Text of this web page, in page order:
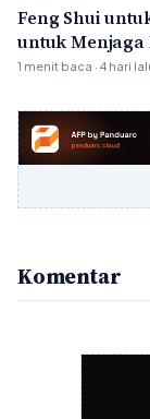
Feng Shui
untuk
1 menit baca · 4 hari
Komentar